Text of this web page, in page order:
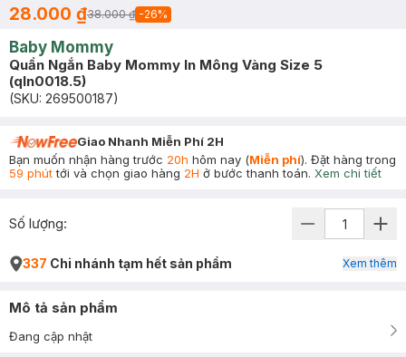
28.000 ₫38.000 ₫ -26%
Baby Mommy
Quần Ngắn Baby Mommy In Mông Vàng Size 5
(qln0018.5)
(SKU: 269500187)
Giao Nhanh Miễn Phí 2H
Bạn muốn nhận hàng trước 20h hôm nay (Miễn phí). Đặt hàng trong
59 phúttới và chọn giao hàng 2H ở bước thanh toán. Xem chi tiết
Số lượng:
337 Chi nhánh tạm hết sản phẩm Xem thêm
Mô tả sản phẩm
Đang cập nhật